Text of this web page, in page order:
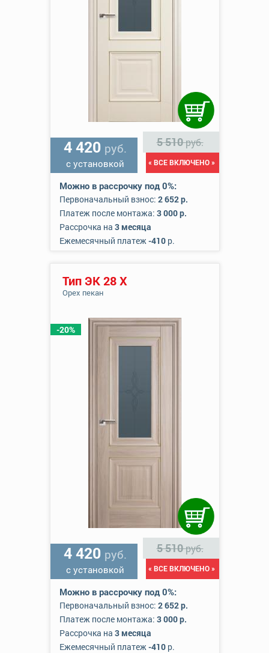
4 420 руб.
с установкой
5 510руб.
« ВСЕ ВКЛЮЧЕНО »
Можно в рассрочку под 0%:
Первоначальный взнос: 2 652 р.
Платеж после монтажа: 3 000 р.
Рассрочка на 3 месяца
Ежемесячный платеж-410р.
-20%
Тип ЭК 28 Х
Орех пекан
4 420 руб.
с установкой
5 510руб.
« ВСЕ ВКЛЮЧЕНО »
Можно в рассрочку под 0%:
Первоначальный взнос: 2 652 р.
Платеж после монтажа: 3 000 р.
Рассрочка на 3 месяца
Ежемесячный платеж-410р.